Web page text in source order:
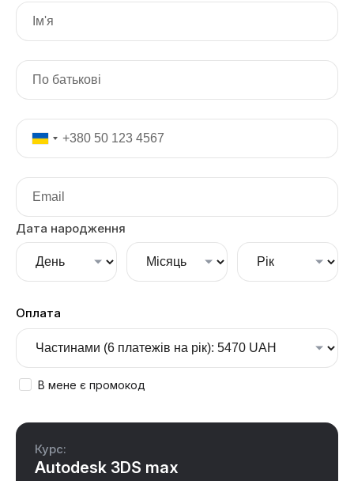
Дата народження
Оплата
В мене є промокод
Курс:
Autodesk 3DS max